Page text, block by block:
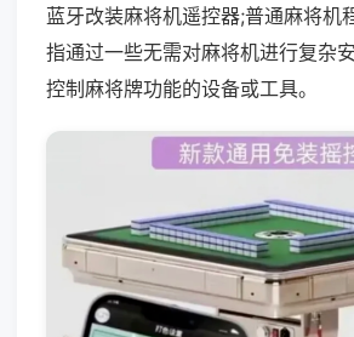
蓝牙改装麻将机遥控器;普通麻将机
指通过一些无需对麻将机进行复杂
控制麻将牌功能的设备或工具。